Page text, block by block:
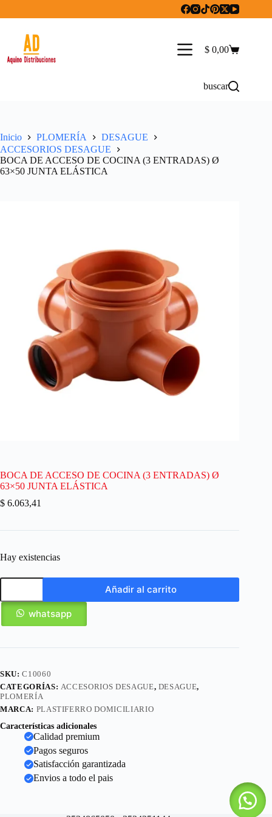
Carro
$ 0,00
buscar
Inicio PLOMERÍA
DESAGUE
ACCESORIOS DESAGUE
BOCA DE ACCESO DE COCINA (3 ENTRADAS) Ø
63×50 JUNTA ELÁSTICA
BOCA DE ACCESO DE COCINA (3 ENTRADAS) Ø
63×50 JUNTA ELÁSTICA
$ 6.063,41
Hay existencias
Añadir al carrito
whatsapp
SKU:C10060
CATEGORÍAS: ACCESORIOS DESAGUE, DESAGUE,
PLOMERÍA
MARCA: PLASTIFERRO DOMICILIARIO
Características adicionales
Calidad premium
Pagos seguros
Satisfacción garantizada
Envios a todo el pais